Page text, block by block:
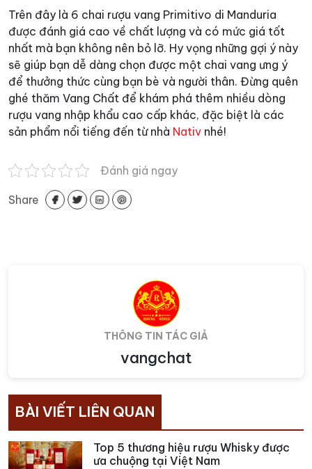
Trên đây là 6 chai rượu vang Primitivo di Manduria
được đánh giá cao về chất lượng và có mức giá tốt
nhất mà bạn không nên bỏ lỡ. Hy vọng những gợi ý này
sẽ giúp bạn dễ dàng chọn được một chai vang ưng ý
để thưởng thức cùng bạn bè và người thân. Đừng quên
ghé thăm Vang Chất để khám phá thêm nhiều dòng
rượu vang nhập khẩu cao cấp khác, đặc biệt là các
sản phẩm nổi tiếng đến từ nhà Nativ nhé!
Đánh giá ngay
Share
THÔNG TIN TÁC GIẢ
vangchat
BÀI VIẾT LIÊN QUAN
Top 5 thương hiệu rượu Whisky được
ưa chuộng tại Việt Nam